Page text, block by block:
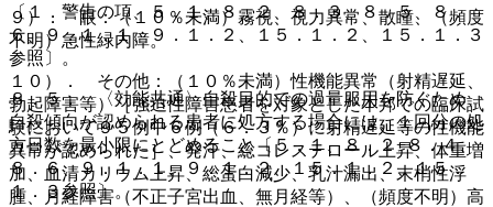
〔１．警告の項、５．１、８．２、８．３、８．５、８．
６、９．１．１、９．１．２、１５．１．２、１５．１．３
参照〕。
８．５． 〈効能共通〉自殺目的での過量服用を防ぐため、
自殺傾向が認められる患者に処方する場合には、１回分の処
方日数を最小限にとどめること〔５．１、８．２−８．４、
８．６、９．１．１、９．１．２、１５．１．２、１５．
１．３参照〕。
９）． 眼：（１０％未満）霧視、視力異常、散瞳、（頻度
不明）急性緑内障。
１０）． その他：（１０％未満）性機能異常（射精遅延、
勃起障害等）［強迫性障害患者を対象とした本邦での臨床試
験において９５例中６例（６．３％）に射精遅延等の性機能
異常が認められた］、発汗、総コレステロール上昇、体重増
加、血清カリウム上昇、総蛋白減少、乳汁漏出、末梢性浮
腫、月経障害（不正子宮出血、無月経等）、（頻度不明）高